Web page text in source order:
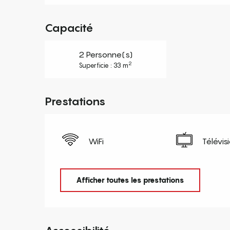
Capacité
2 Personne(s)
Superficie : 33 m2
Prestations
WiFi
Afficher toutes les prestations